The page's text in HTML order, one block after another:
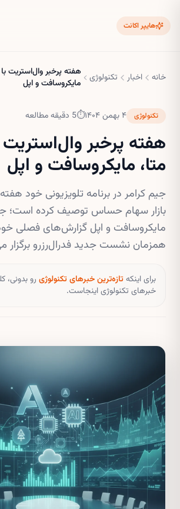
هایپر اکانت
خانه اخبار تکنولوژی
هفته پرخبر وال‌استریت
مایکروسافت و اپل
تکنولوژی ۴ بهمن ۱۴۰۴ ⏱
5 دقیقه مطالعه
هفته پرخبر
متا، مایکروسافت و اپل
جیم کرامر در برنامه تلویزیونی خود
بازار سهام حساس توصیف کرده است؛
مایکروسافت و اپل گزارش‌های فصلی
همزمان نشست جدید فدرال‌رزرو برگزار
برای اینکهتازه‌ترین خبرهای تکنولوژی رو بدونی،
خبرهای تکنولوژی اینجاست.